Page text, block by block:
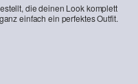
die deinen Look komplett
einfach ein perfektes Outfit.